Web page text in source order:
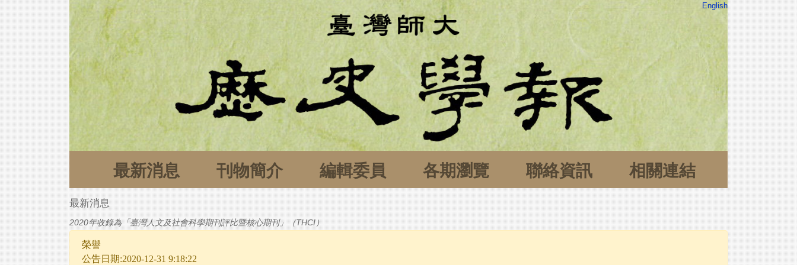
English
最新消息 刊物簡介 編輯委員 各期瀏覽 聯絡資訊 相關連結
最新消息
2020年收錄為「臺灣人文及社會科學期刊評比暨核心期刊」（THCI）
榮譽
公告日期:2020-12-31 9:18:22